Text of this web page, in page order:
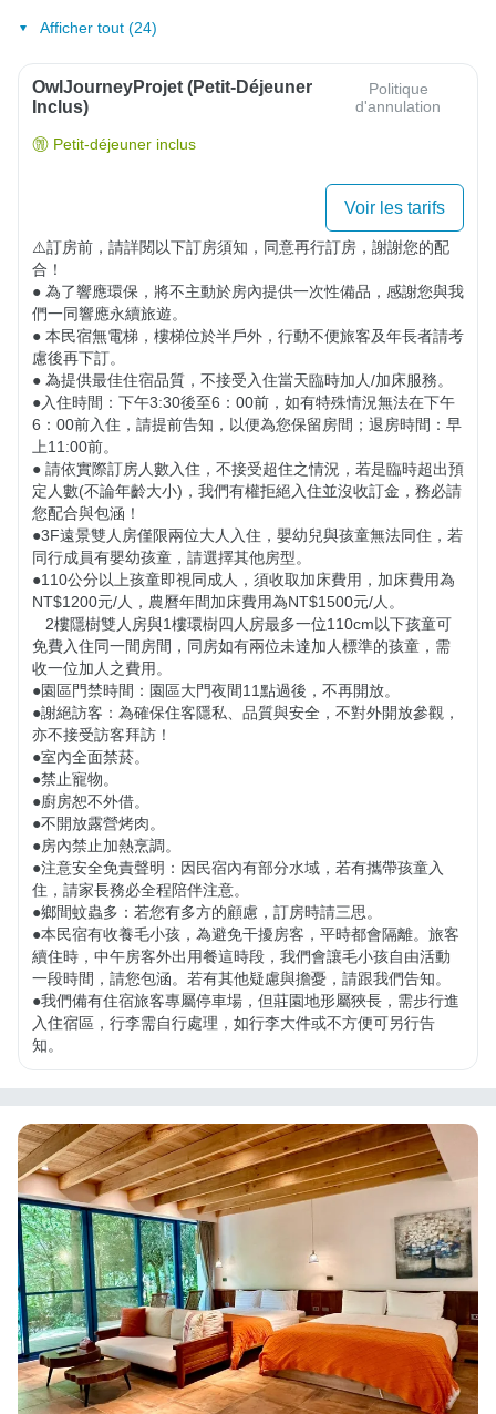
Afficher tout (24)
OwlJourneyProjet (petit-Déjeuner
Inclus)
Politique
d'annulation
Petit-déjeuner inclus
Voir les tarifs
⚠️訂房前，請詳閱以下訂房須知，同意再行訂房，謝謝您的配
合！
● 為了響應環保，將不主動於房內提供一次性備品，感謝您與我
們一同響應永續旅遊。
● 本民宿無電梯，樓梯位於半戶外，行動不便旅客及年長者請考
慮後再下訂。
● 為提供最佳住宿品質，不接受入住當天臨時加人/加床服務。
●入住時間：下午3:30後至6：00前，如有特殊情況無法在下午
6：00前入住，請提前告知，以便為您保留房間；退房時間：早
上11:00前。
● 請依實際訂房人數入住，不接受超住之情況，若是臨時超出預
定人數(不論年齡大小)，我們有權拒絕入住並沒收訂金，務必請
您配合與包涵！
​​​​●​​​3F遠景雙人房僅限兩位大人入住，嬰幼兒與孩童無法同住，若
同行成員有嬰幼孩童，請選擇其他房型。
​​●​​​110公分以上孩童即視同成人，須收取加床費用，加床費用為
NT$1200元/人，農曆年間加床費用為NT$1500元/人。
免費入住同一間房間，同房如有兩位未達加人標準的孩童，需
收一位加人之費用。
●園區門禁時間：園區大門夜間11點過後，不再開放。
●謝絕訪客：為確保住客隱私、品質與安全，不對外開放參觀，
亦不接受訪客拜訪！
●室內全面禁菸。
●禁止寵物。
●廚房恕不外借。
●不開放露營烤肉。
●房內禁止加熱烹調。
●注意安全免責聲明：因民宿內有部分水域，若有攜帶孩童入
住，請家長務必全程陪伴注意。
●鄉間蚊蟲多：若您有多方的顧慮，訂房時請三思。
●本民宿有收養毛小孩，為避免干擾房客，平時都會隔離。旅客
續住時，中午房客外出用餐這時段，我們會讓毛小孩自由活動
一段時間，請您包涵。若有其他疑慮與擔憂，請跟我們告知。
●我們備有住宿旅客專屬停車場，但莊園地形屬狹長，需步行進
入住宿區，行李需自行處理，如行李大件或不方便可另行告
知。